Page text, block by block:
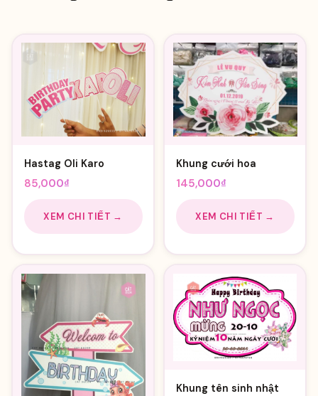
Hastag Oli Karo
85,000₫
XEM CHI TIẾT →
Khung cưới hoa
145,000₫
XEM CHI TIẾT →
Khung tên sinh nhật